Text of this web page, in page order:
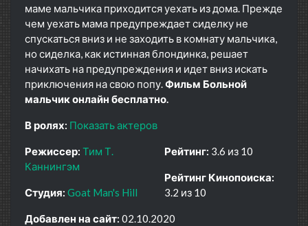
маме мальчика приходится уехать из дома. Прежде
чем уехать мама предупреждает сиделку не
спускаться вниз и не заходить в комнату мальчикa,
но сиделка, как истинная блондинка, решает
начихать на предупреждения и идет вниз искать
приключения на свою попу. Фильм Больной
мальчик онлайн бесплатно.
В ролях: Показать актеров
Режиссер: Тим Т.
Каннингэм
Студия: Goat Man's Hill
Рейтинг: 3.6 из 10
Рейтинг Кинопоиска:
3.2 из 10
Добавлен на сайт: 02.10.2020